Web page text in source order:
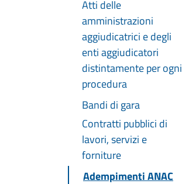
Atti delle
amministrazioni
aggiudicatrici e degli
enti aggiudicatori
distintamente per ogni
procedura
Bandi di gara
Contratti pubblici di
lavori, servizi e
forniture
Adempimenti ANAC